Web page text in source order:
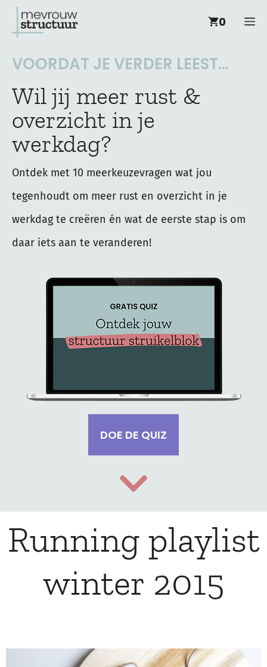
naar
0
VOORDAT JE VERDER LEEST...
Wil jij meer rust &
overzicht in je
werkdag?
Ontdek met 10 meerkeuzevragen wat jou
tegenhoudt om meer rust en overzicht in je
werkdag te creëren én wat de eerste stap is om
daar iets aan te veranderen!
DOE DE QUIZ
Running playlist
winter 2015